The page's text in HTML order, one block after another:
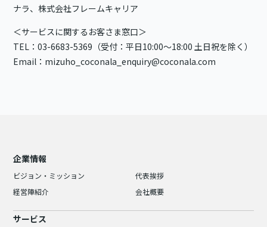
ナラ、株式会社フレームキャリア
＜サービスに関するお客さま窓口＞
TEL：03-6683-5369（受付：平日10:00〜18:00 土日祝を除く）
Email： mizuho_coconala_enquiry@coconala.com
企業情報
ビジョン・ミッション
代表挨拶
経営陣紹介
会社概要
サービス